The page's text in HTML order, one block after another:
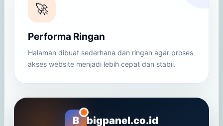
🚀
Performa Ringan
Halaman dibuat sederhana dan ringan agar proses
akses website menjadi lebih cepat dan stabil.
B bigpanel.co.id